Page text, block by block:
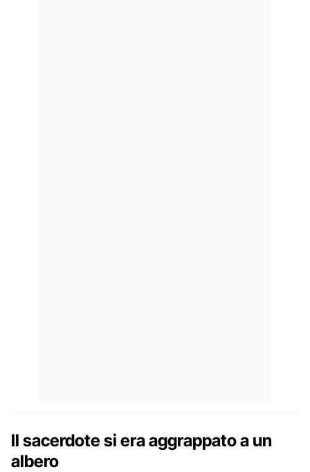
Il sacerdote si era aggrappato a un
albero